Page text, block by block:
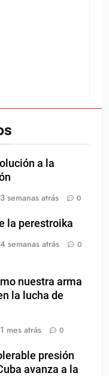
a la
3 semanas atrás 0
la perestroika
4 semanas atrás 0
nuestra arma
la lucha de
1 mes atrás 0
presión
avanza a la